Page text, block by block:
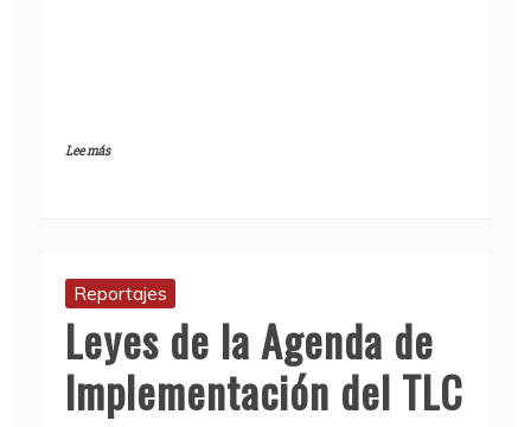
Lee más
Reportajes
Leyes de la Agenda de
Implementación del TLC